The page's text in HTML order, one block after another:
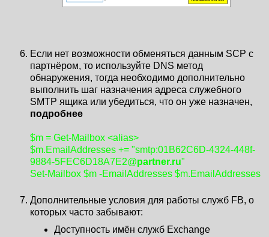
Если нет возможности обменяться данным SCP с
партнёром, то используйте DNS метод
обнаружения, тогда необходимо дополнительно
выполнить шаг назначения адреса служебного
SMTP ящика или убедиться, что он уже назначен,
подробнее
$m = Get-Mailbox <alias>
$m.EmailAddresses += "smtp:01B62C6D-4324-448f-
9884-5FEC6D18A7E2@partner.ru"
Set-Mailbox $m -EmailAddresses $m.EmailAddresses
Дополнительные условия для работы служб FB, о
которых часто забывают:
Доступность имён служб Exchange